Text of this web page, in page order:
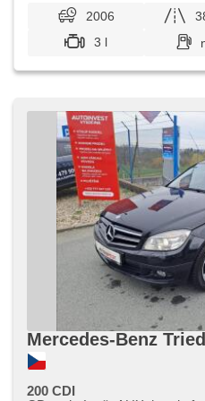
2006
3 l
Mercedes-Benz
200 CDI